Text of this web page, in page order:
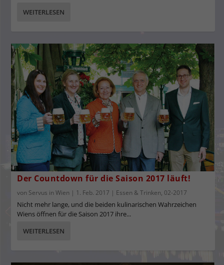
WEITERLESEN
Der Countdown für die Saison 2017 läuft!
von Servus in Wien | 1. Feb. 2017 | Essen & Trinken, 02-2017
Nicht mehr lange, und die beiden kulinarischen Wahrzeichen
Wiens öffnen für die Saison 2017 ihre...
WEITERLESEN